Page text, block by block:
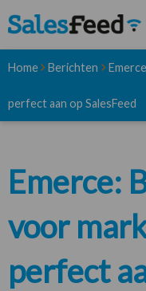
Home Berichten
perfect aan op SalesFeed
Emerce:
voor
perfect